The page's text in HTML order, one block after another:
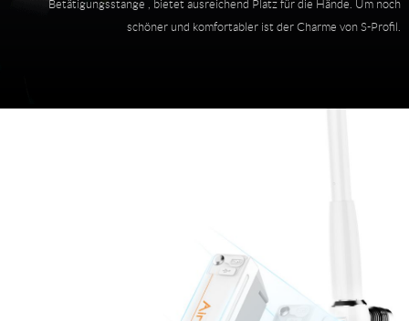
Betätigungsstange , bietet ausreichend Platz für die Hände. Um noch
schöner und komfortabler ist der Charme von S-Profil.